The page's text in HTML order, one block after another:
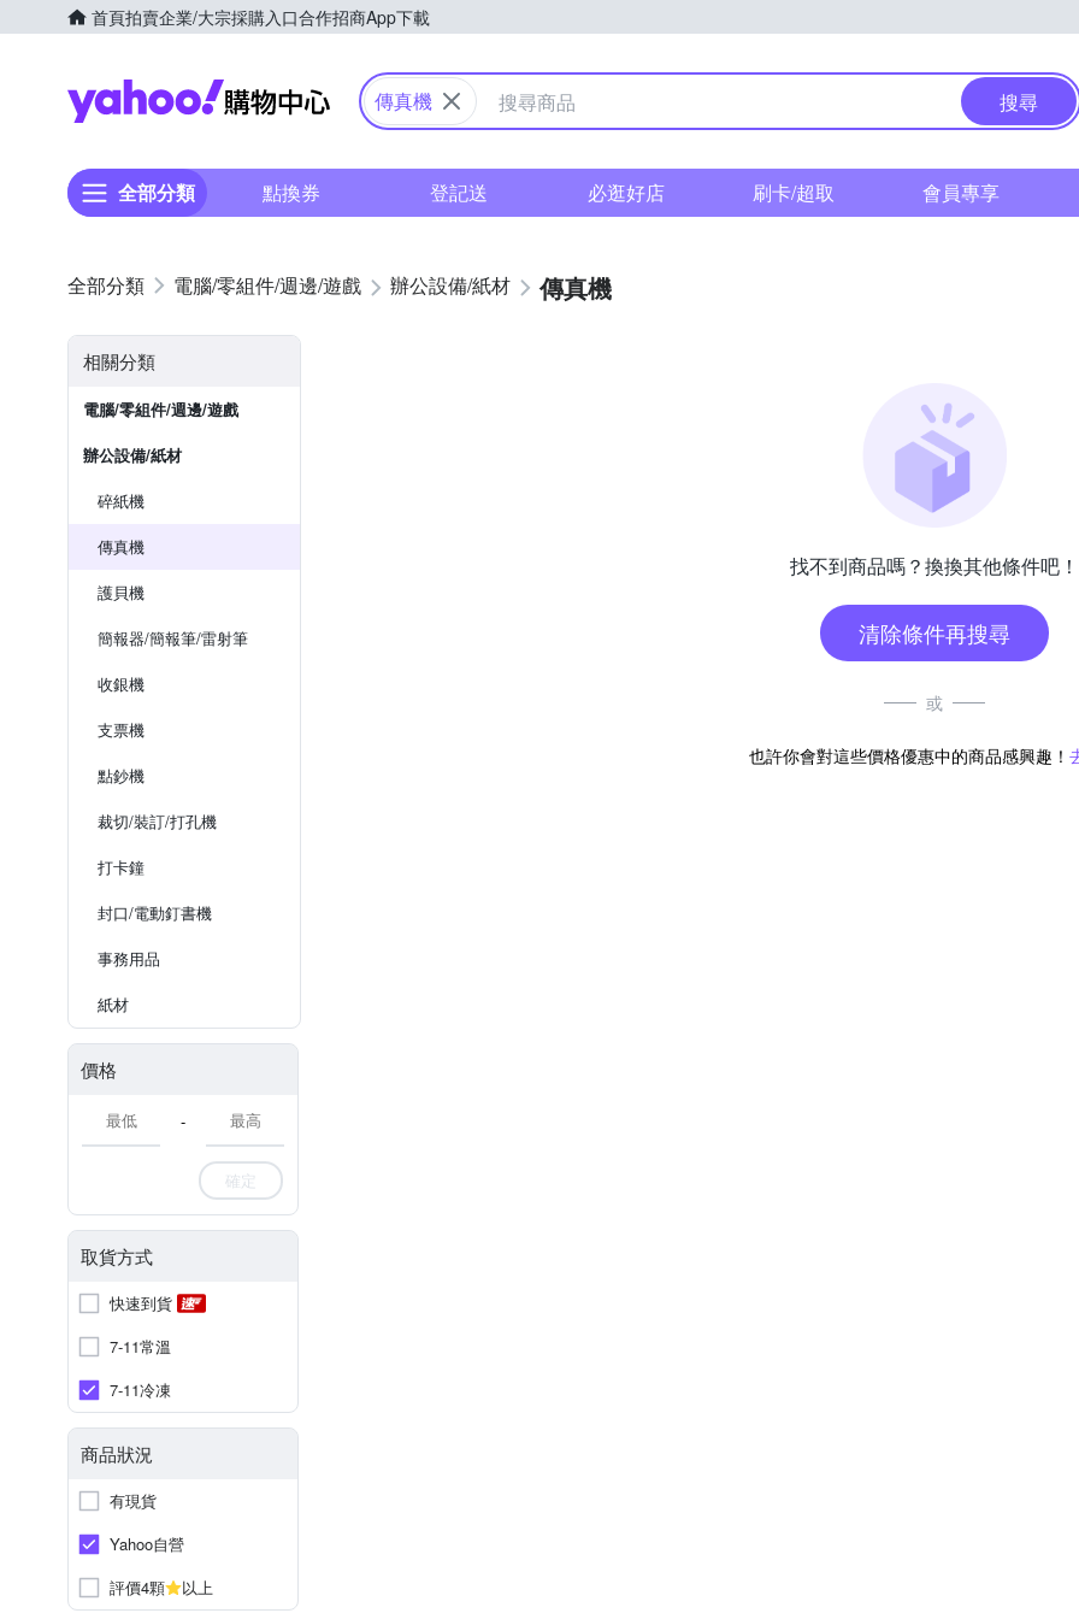
首頁拍賣企業/大宗採購入口合作招商App下載
Yahoo購物中心
傳真機 搜尋
全部分類 點換券 登記送 必逛好店 刷卡/超取 會員專享
電腦/零組件/週邊/遊戲 辦公設備/紙材 傳真機
相關分類
電腦/零組件/週邊/遊戲
辦公設備/紙材
碎紙機
傳真機
護貝機
簡報器/簡報筆/雷射筆
收銀機
支票機
點鈔機
裁切/裝訂/打孔機
打卡鐘
封口/電動釘書機
事務用品
紙材
價格
-
確定
取貨方式
快速到貨
7-11常溫
7-11冷凍
商品狀況
有現貨
Yahoo自營
評價4顆
以上
找不到商品嗎？換換其他條件吧！
清除條件再搜尋
或
也許你會對這些價格優惠中的商品感興趣！